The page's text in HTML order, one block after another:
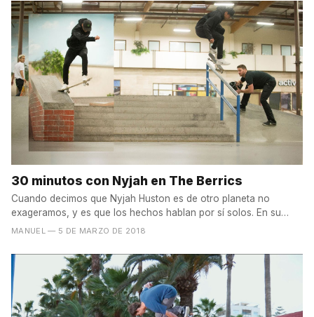
30 minutos con Nyjah en The Berrics
Cuando decimos que Nyjah Huston es de otro planeta no
exageramos, y es que los hechos hablan por sí solos. En su
última...
MANUEL — 5 DE MARZO DE 2018